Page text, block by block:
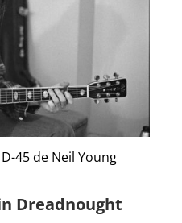
45 de Neil Young
Dreadnought